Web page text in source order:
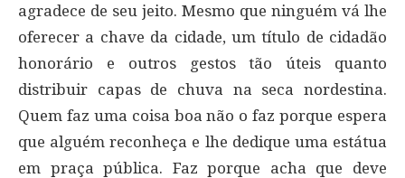
agradece de seu jeito. Mesmo que ninguém vá lhe
oferecer a chave da cidade, um título de cidadão
honorário e outros gestos tão úteis quanto
distribuir capas de chuva na seca nordestina.
Quem faz uma coisa boa não o faz porque espera
que alguém reconheça e lhe dedique uma estátua
em praça pública. Faz porque acha que deve